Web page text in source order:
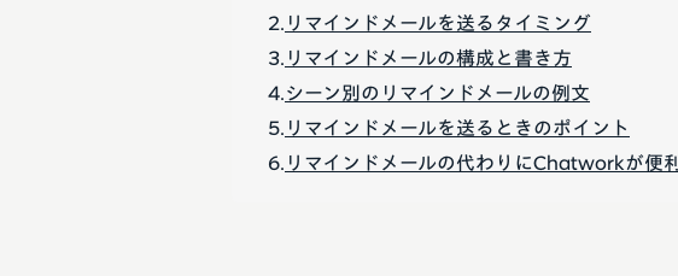
リマインドメールを送るタイミング
リマインドメールの構成と書き方
シーン別のリマインドメールの例文
リマインドメールを送るときのポイント
リマインドメールの代わりにChatworkが便利